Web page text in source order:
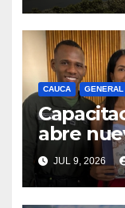
CAUCA GENERAL
abre
para los
Tejada,
JUL 9, 2026